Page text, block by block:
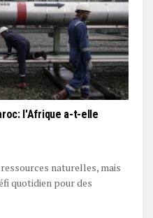
l'Afrique a-t-elle
naturelles, mais
quotidien pour des